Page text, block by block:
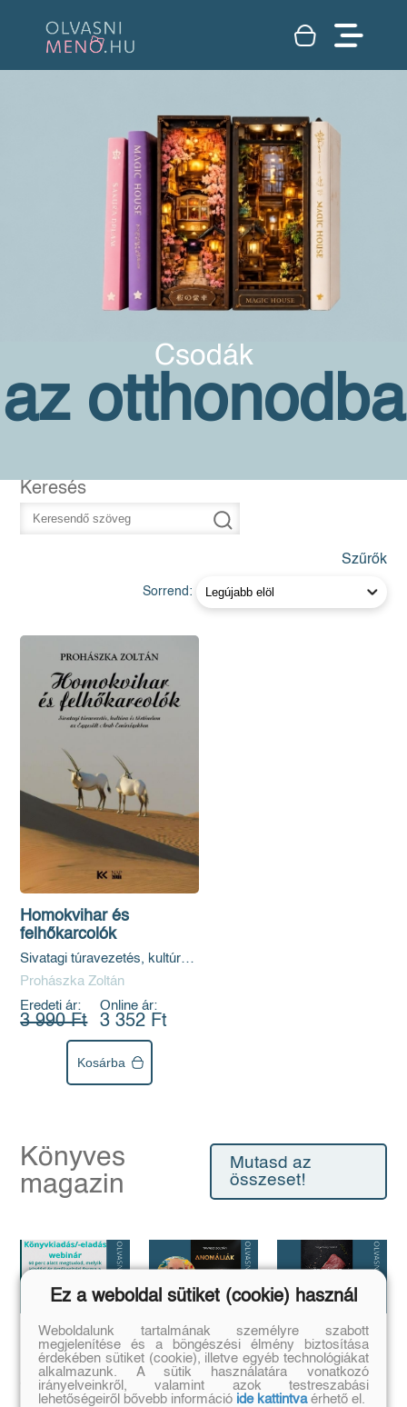
Csodák
az otthonodba
Keresés
Szűrők
Sorrend:
Homokvihar és
felhőkarcolók
Sivatagi túravezetés, kultúra
és történelem az Egyesült
Prohászka Zoltán
Eredeti ár:
3 990 Ft
Online ár:
3 352 Ft
Kosárba
Könyves
magazin
Mutasd az
összeset!
Megírtad a
könyvedet, de
azt is tudod,
hogyan add
Anomáliák
Mi történik akkor,
ha létezik egy
olyan tárgy, ami
...és mi van ha
mégis?
...a legrosszabb
helyzetből is lehet
Ez a weboldal sütiket (cookie) használ
Weboldalunk tartalmának személyre szabott
megjelenítése és a böngészési élmény biztosítása
érdekében sütiket (cookie), illetve egyéb technológiákat
alkalmazunk. A sütik használatára vonatkozó
irányelveinkről, valamint azok testreszabási
lehetőségeiről bővebb információ ide kattintvaérhető el.